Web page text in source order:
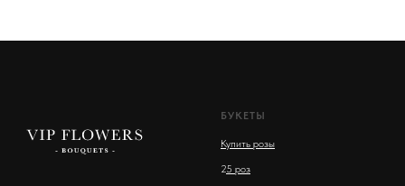
БУКЕТЫ
Купить розы
25 роз